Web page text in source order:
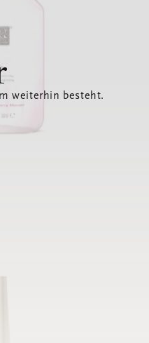
weiterhin besteht.